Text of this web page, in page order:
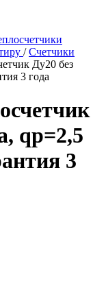
/Счетчики
Ду20 без
3 года
qp=2,5
3